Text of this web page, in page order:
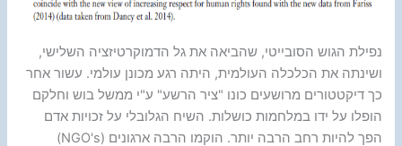
נפילת הגוש הסובייטי, שהביאה את גל הדמוקרטיזציה השלישי,
ושינתה את הכלכלה העולמית, היתה רגע מכונן עולמי. עשור אחר
כך דיקטטורים מרושעים כונו "ציר הרשע" ע"י ממשל בוש וחלקם
הופלו על ידו במלחמות כושלות. השיח הגלובלי על זכויות אדם
הפך להיות רחב הרבה יותר. הוקמו הרבה ארגונים (NGO's)